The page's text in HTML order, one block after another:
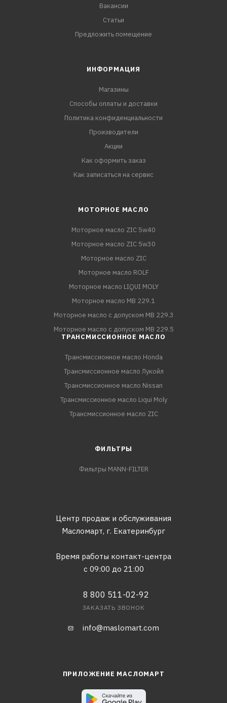
Вакансии
Статьи
Предложить помещение
ИНФОРМАЦИЯ
Магазины
Способы оплаты и доставки
Политика конфиденциальности
Производители
Акции
Как оформить заказ
Как записаться на сервис
МОТОРНОЕ МАСЛО
Моторное масло ZIC 5w40
Моторное масло ZIC 5w30
Моторное масло ZIC
Моторное масло ROLF
Моторное масло LIQUI MOLY
Моторное масло MB 229.1
Моторное масло с допуском MB 229.3
Моторное масло с допуском MB 229.5
ТРАНСМИССИОННОЕ МАСЛО
Трансмиссионное масло Honda
Трансмиссионное масло Лукойл
Трансмиссионное масло Nissan
Трансмиссионное масло Liqui Moly
Трансмиссионное масло ZIC
ФИЛЬТРЫ
Фильтры MANN-FILTER
Центр продаж и обслуживания
Масломарт, г. Екатеринбург
Время работы контакт-центра
с 09:00 до 21:00
8 800 511-02-92
ЗАКАЗАТЬ ЗВОНОК
info@maslomart.com
ПРИЛОЖЕНИЕ МАСЛОМАРТ